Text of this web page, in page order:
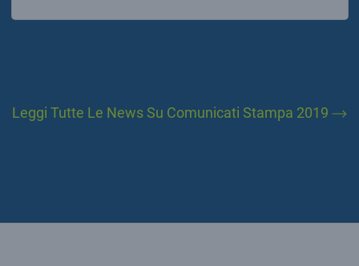
Leggi Tutte Le News Su Comunicati Stampa 2019